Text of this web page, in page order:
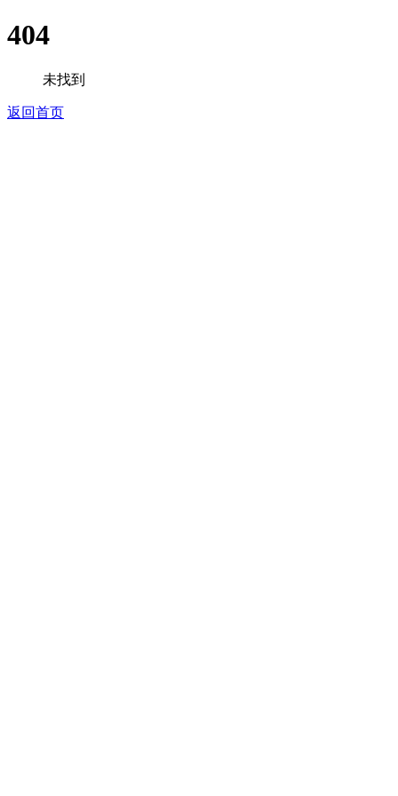
404
未找到
返回首页